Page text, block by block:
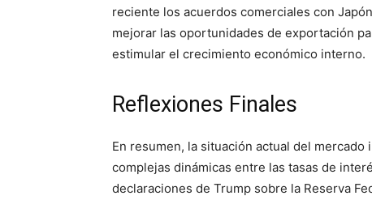
reciente los acuerdos comerciales con
mejorar las oportunidades de exportación
estimular el crecimiento económico interno.
Reflexiones Finales
En resumen, la situación actual del
complejas dinámicas entre las tasas de
declaraciones de Trump sobre la Reserva